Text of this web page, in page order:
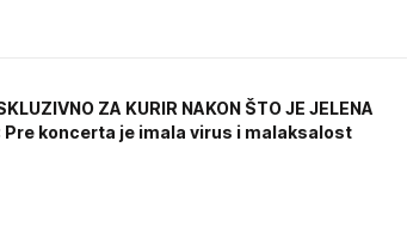
ZA KURIR NAKON ŠTO JE JELENA
Pre koncerta je imala virus i malaksalost